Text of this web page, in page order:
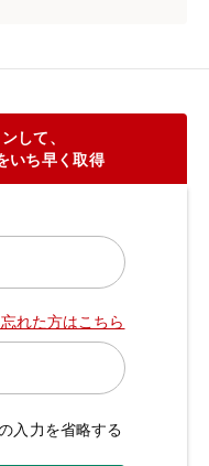
して、
いち早く取得
れた方はこちら
入力を省略する